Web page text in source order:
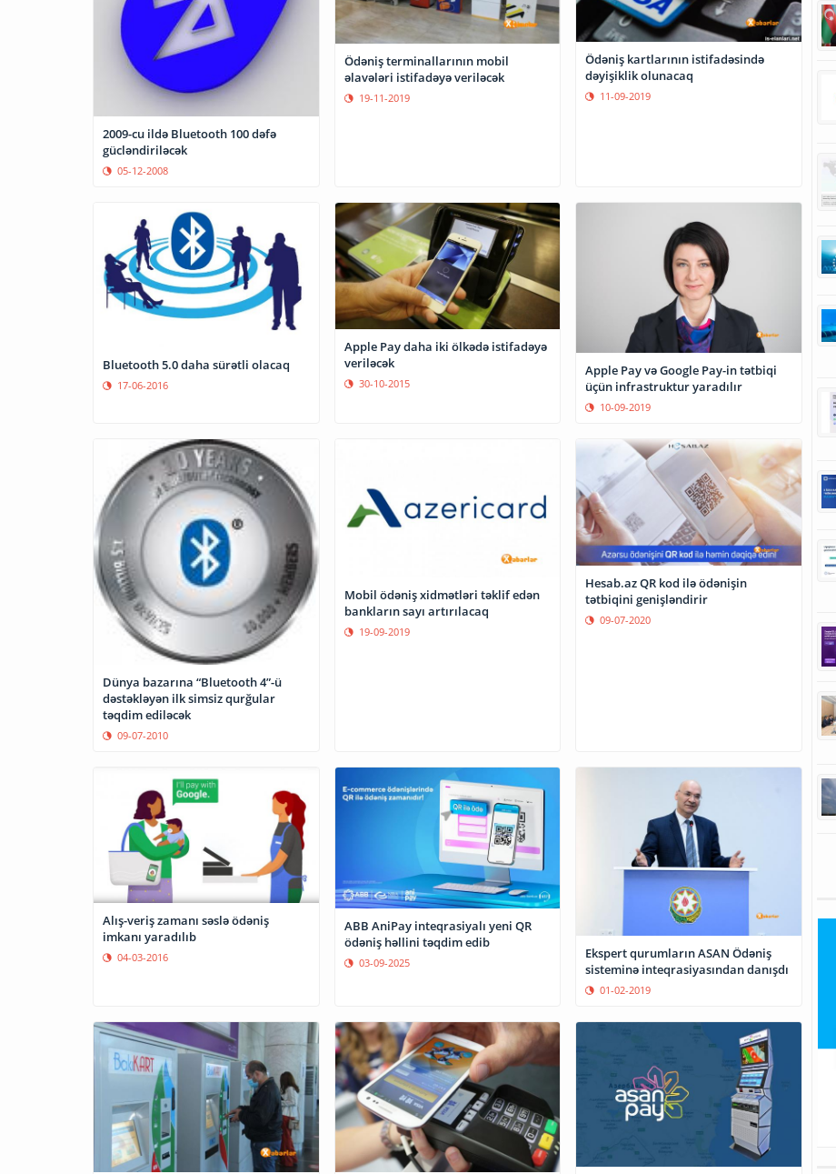
2009-cu ildə Bluetooth 100 dəfə
gücləndiriləcək
05-12-2008
Ödəniş terminallarının mobil
əlavələri istifadəyə veriləcək
19-11-2019
Ödəniş kartlarının istifadəsində
dəyişiklik olunacaq
11-09-2019
Bluetooth 5.0 daha sürətli olacaq
17-06-2016
Apple Pay daha iki ölkədə istifadəyə
veriləcək
30-10-2015
Apple Pay və Google Pay-in tətbiqi
üçün infrastruktur yaradılır
10-09-2019
Dünya bazarına “Bluetooth 4”-ü
dəstəkləyən ilk simsiz qurğular
təqdim ediləcək
09-07-2010
Mobil ödəniş xidmətləri təklif edən
bankların sayı artırılacaq
19-09-2019
Hesab.az QR kod ilə ödənişin
tətbiqini genişləndirir
09-07-2020
Alış-veriş zamanı səslə ödəniş
imkanı yaradılıb
04-03-2016
ABB AniPay inteqrasiyalı yeni QR
ödəniş həllini təqdim edib
03-09-2025
Ekspert qurumların ASAN Ödəniş
sisteminə inteqrasiyasından danışdı
01-02-2019